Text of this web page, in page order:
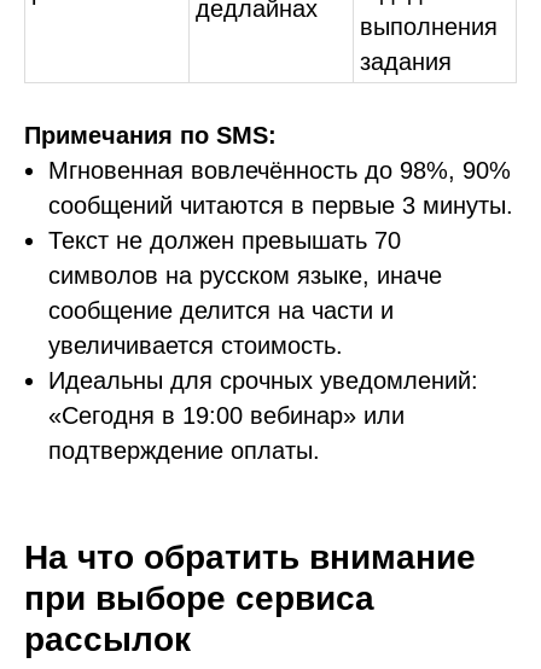
дедлайнах
выполнения
задания
Примечания по SMS:
Мгновенная вовлечённость до 98%, 90%
сообщений читаются в первые 3 минуты.
Текст не должен превышать 70
символов на русском языке, иначе
сообщение делится на части и
увеличивается стоимость.
Идеальны для срочных уведомлений:
«Сегодня в 19:00 вебинар» или
подтверждение оплаты.
На что обратить внимание
при выборе сервиса
рассылок